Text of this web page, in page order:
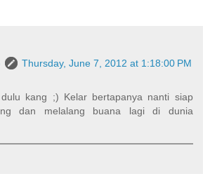
Thursday, June 7, 2012 at 1:18:00 PM
kang ;) Kelar bertapanya nanti siap
dan melalang buana lagi di dunia